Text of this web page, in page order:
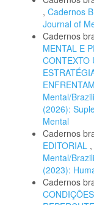
, Cadernos
Journal of
Cadernos
MENTAL E
CONTEXTO
Mental/
(2026):
Mental
Cadernos
EDITORIAL ,
Mental/
(2023):
Cadernos